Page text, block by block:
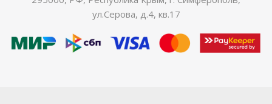
ул.Серова, д.4, кв.17